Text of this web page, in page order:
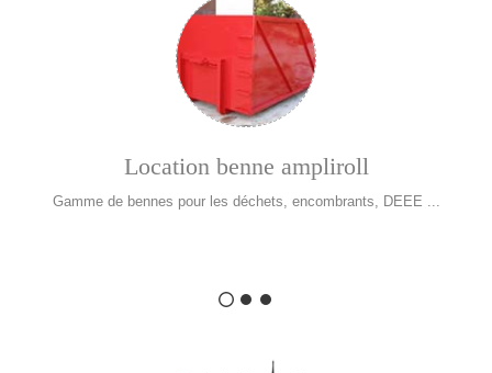
Location benne ampliroll
Gamme de bennes pour les déchets, encombrants, DEEE ...